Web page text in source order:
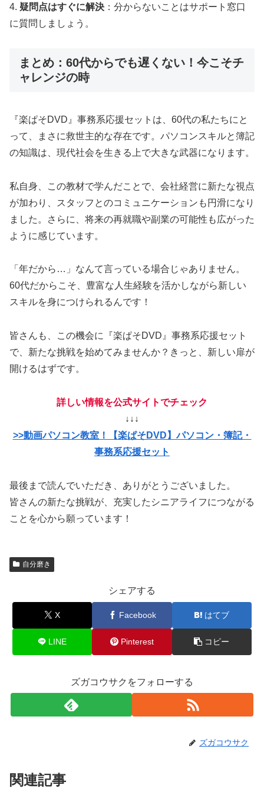
4. 疑問点はすぐに解決 ：分からないことはサポート窓口
に質問しましょう。
まとめ：60代からでも遅くない！今こそチ
ャレンジの時
『楽ぱそDVD』事務系応援セットは、60代の私たちにと
って、まさに救世主的な存在です。パソコンスキルと簿記
の知識は、現代社会を生きる上で大きな武器になります。
私自身、この教材で学んだことで、会社経営に新たな視点
が加わり、スタッフとのコミュニケーションも円滑になり
ました。さらに、将来の再就職や副業の可能性も広がった
ように感じています。
「年だから…」なんて言っている場合じゃありません。
60代だからこそ、豊富な人生経験を活かしながら新しい
スキルを身につけられるんです！
皆さんも、この機会に『楽ぱそDVD』事務系応援セット
で、新たな挑戦を始めてみませんか？きっと、新しい扉が
開けるはずです。
詳しい情報を公式サイトでチェック
↓↓↓
>>動画パソコン教室！【楽ぱそDVD】パソコン・簿記・
事務系応援セット
最後まで読んでいただき、ありがとうございました。
皆さんの新たな挑戦が、充実したシニアライフにつながる
ことを心から願っています！
自分磨き
シェアする
X Facebook はてブ
LINE Pinterest コピー
ズガコウサクをフォローする
ズガコウサク
関連記事